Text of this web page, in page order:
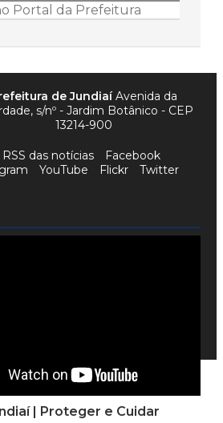
| Proteger e Cuidar
de JundiaíAvenida da
s/nº - Jardim Botânico - CEP
13214-900
das notícias
Facebook
YouTube Flickr Twitter